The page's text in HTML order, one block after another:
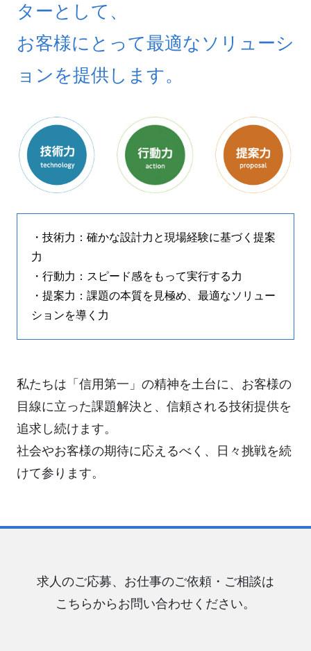
ターとして、
お客様にとって最適なソリューシ
ョンを提供します。
・技術力：確かな設計力と現場経験に基づく提案
力
・行動力：スピード感をもって実行する力
・提案力：課題の本質を見極め、最適なソリュー
ションを導く力
私たちは「信用第一」の精神を土台に、お客様の
目線に立った課題解決と、信頼される技術提供を
追求し続けます。
社会やお客様の期待に応えるべく、日々挑戦を続
けて参ります。
求人のご応募、お仕事のご依頼・ご相談は
こちらからお問い合わせください。